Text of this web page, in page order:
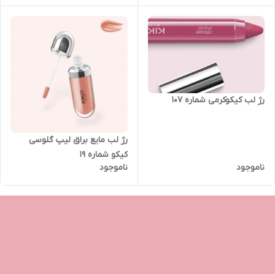
رژ لب کیکوکرمی شماره 107
ناموجود
رژ لب مایع براق لیپ گلوسی
کیکو شماره 19
ناموجود